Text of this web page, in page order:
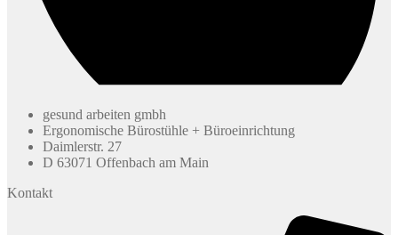
gesund arbeiten gmbh
Ergonomische Bürostühle + Büroeinrichtung
Daimlerstr. 27
D 63071 Offenbach am Main
Kontakt